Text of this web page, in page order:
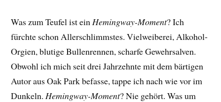
Was zum Teufel ist ein Hemingway-Moment? Ich
fürchte schon Allerschlimmstes. Vielweiberei, Alkohol-
Orgien, blutige Bullenrennen, scharfe Gewehrsalven.
Obwohl ich mich seit drei Jahrzehnte mit dem bärtigen
Autor aus Oak Park befasse, tappe ich nach wie vor im
Dunkeln. Hemingway-Moment? Nie gehört. Was um